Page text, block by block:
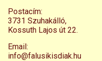
Postacím:
3731 Szuhakálló,
Kossuth Lajos út 22.
Email:
info@falusikisdiak.hu